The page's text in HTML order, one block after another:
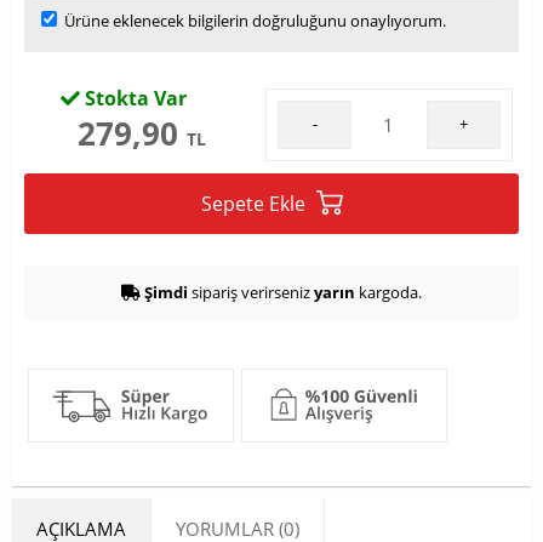
Ürüne eklenecek bilgilerin doğruluğunu onaylıyorum.
Stokta Var
279,90 TL
- +
Sepete Ekle
Şimdi sipariş verirsenizyarın kargoda.
AÇIKLAMA YORUMLAR (0)